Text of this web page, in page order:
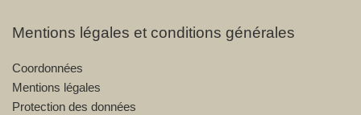
Mentions légales et conditions générales
Coordonnées
Mentions légales
Protection des données